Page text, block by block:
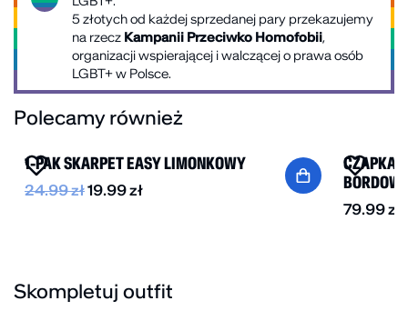
5 złotych od każdej sprzedanej pary przekazujemy
na rzecz Kampanii Przeciwko Homofobii,
organizacji wspierającej i walczącej o prawa osób
LGBT+ w Polsce.
Polecamy również
-20%
1-PAK SKARPET EASY LIMONKOWY
24.99zł19.99zł
CZAPKA
79.99zł
Skompletuj outfit
BESTSELLER